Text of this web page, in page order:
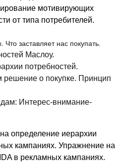
мотивирующих
от типа потребителей.
заставляет нас покупать.
Маслоу.
потребностей.
о покупке. Принцип
Интерес-внимание-
определение иерархии
кампаниях. Упражнение на
в рекламных кампаниях.